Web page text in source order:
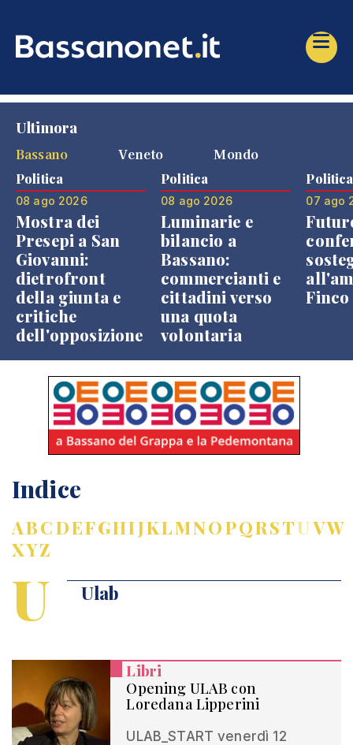
Ultimora
Bassano
Veneto Mondo
Politica
08 ago 2026
Mostra dei
Presepi a San
Giovanni:
dietrofront
della giunta e
critiche
dell'opposizione
Politica
08 ago 2026
Luminarie e
bilancio a
Bassano:
commercianti e
cittadini verso
una quota
volontaria
Politica
07 ago
Finco
Indice
ABCDEFGHIJKLMNOPQRSTUVW
XYZ
U Ulab
Libri
Opening ULAB con
Loredana Lipperini
ULAB_START venerdì 12